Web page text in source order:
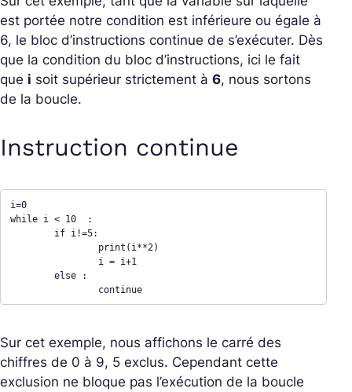
est portée notre condition est inférieure ou égale à
6, le bloc d’instructions continue de s’exécuter. Dès
que la condition du bloc d’instructions, ici le fait
que i soit supérieur strictement à 6, nous sortons
de la boucle.
Instruction continue
i=0
while i < 10  :
		continue
Sur cet exemple, nous affichons le carré des
chiffres de 0 à 9, 5 exclus. Cependant cette
exclusion ne bloque pas l’exécution de la boucle